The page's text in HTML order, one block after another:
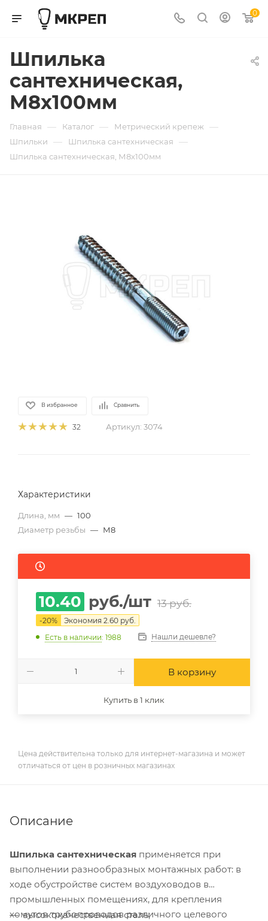
0
Шпилька
сантехническая,
М8х100мм
Главная — Каталог — Метрический крепеж —
Шпильки — Шпилька сантехническая —
Шпилька сантехническая, М8х100мм
В избранное Сравнить
32 Артикул: 3074
Характеристики
Длина, мм — 100
Диаметр резьбы — М8
10.40 руб./шт 13руб.
-20% Экономия 2.60 руб.
Есть в наличии: 1988 Нашли дешевле?
В корзину
Купить в 1 клик
Цена действительна только для интернет-магазина и может
отличаться от цен в розничных магазинах
Описание
Шпилька сантехническая применяется при
выполнении разнообразных монтажных работ: в
ходе обустройстве систем воздуховодов в
промышленных помещениях, для крепления
хомутов трубопроводов различного целевого
высококачественная сталь;